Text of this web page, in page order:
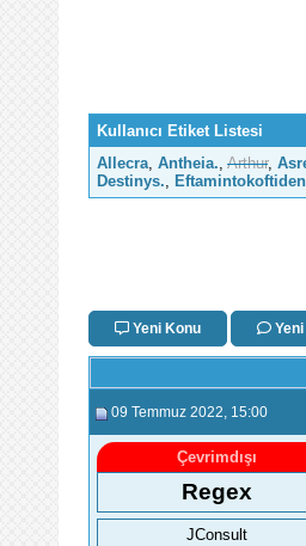
Kullanıcı Etiket Listesi
Allecra, Antheia., Arthur,
Destinys., Eftamintokoftiden
Yeni Konu
09 Temmuz 2022 , 15:00
Çevrimdışı
Regex
JConsult